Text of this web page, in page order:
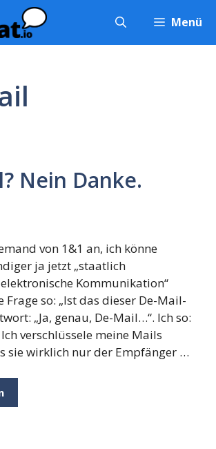
Menü
Nein Danke.
von 1&1 an, ich könne
ja jetzt „staatlich
Kommunikation“
Frage so: „Ist das dieser De-Mail-
„Ja, genau, De-Mail…“. Ich so:
Ich verschlüssele meine Mails
sie wirklich nur der Empfänger …